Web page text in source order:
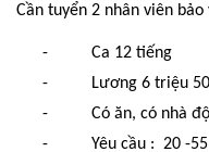
Cần tuyển 2 nhân viên
-
Ca 12 tiếng
-
Lương 6 triệu
-
Có ăn, có nhà
-
Yêu cầu : 20 -